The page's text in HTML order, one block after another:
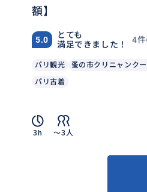
額】
5.0
とても
満足できました！
4
パリ観光 蚤の市クリニャンク
パリ古着
3h 〜3人